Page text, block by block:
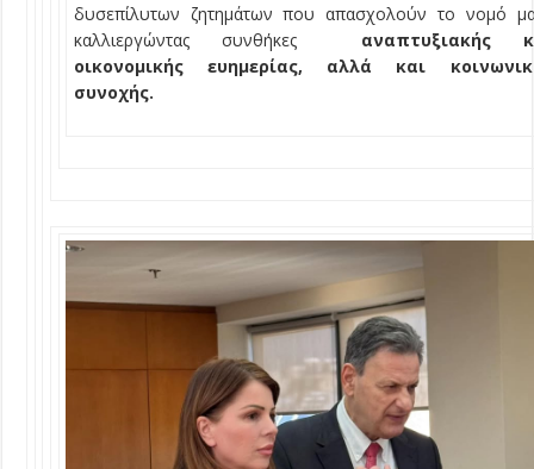
δυσεπίλυτων ζητημάτων που απασχολούν το νομό
καλλιεργώντας συνθήκες αναπτυξιακής
οικονομικής ευημερίας, αλλά και
συνοχής.